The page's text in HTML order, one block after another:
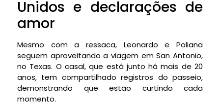
Unidos e declarações de
amor
Mesmo com a ressaca, Leonardo e Poliana
seguem aproveitando a viagem em San Antonio,
no Texas. O casal, que está junto há mais de 20
anos, tem compartilhado registros do passeio,
demonstrando que estão curtindo cada
momento.